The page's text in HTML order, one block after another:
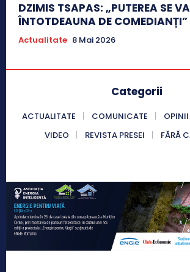
DZIMIS TSAPAS: „PUTEREA SE
ÎNTOTDEAUNA DE COMEDIANȚI”
Actualitate 8 Mai 2026
Categorii
ACTUALITATE COMUNICATE OPINII
VIDEO
REVISTA PRESEI FĂRĂ